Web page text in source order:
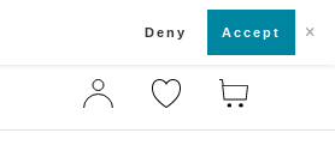
Deny Accept ×